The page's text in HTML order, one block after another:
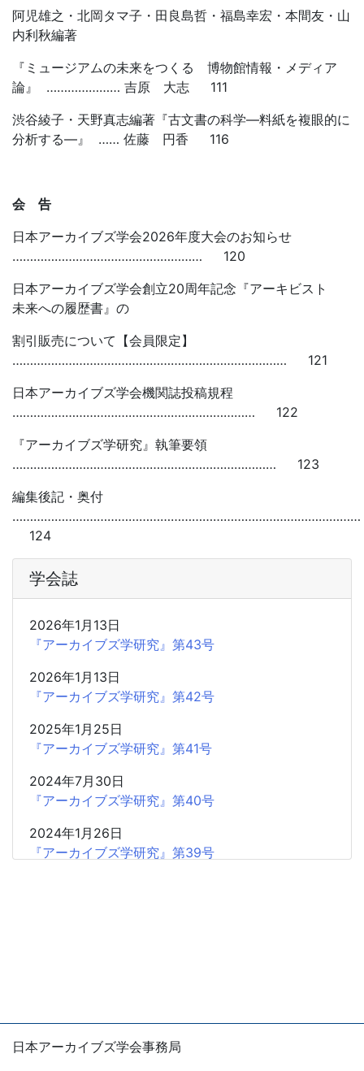
阿児雄之・北岡タマ子・田良島哲・福島幸宏・本間友・山
内利秋編著
『ミュージアムの未来をつくる 博物館情報・メディア
論』 ………………… 吉原 大志 111
渋谷綾子・天野真志編著『古文書の科学―料紙を複眼的に
分析する―』 …… 佐藤 円香 116
会 告
日本アーカイブズ学会2026年度大会のお知らせ
……………………………………………… 120
日本アーカイブズ学会創立20周年記念『アーキビスト
未来への履歴書』の
割引販売について【会員限定】
…………………………………………………………………… 121
日本アーカイブズ学会機関誌投稿規程
…………………………………………………………… 122
『アーカイブズ学研究』執筆要領
………………………………………………………………… 123
編集後記・奥付
………………………………………………………………………………………
124
学会誌
2026年1月13日
『アーカイブズ学研究』第43号
2026年1月13日
『アーカイブズ学研究』第42号
2025年1月25日
『アーカイブズ学研究』第41号
2024年7月30日
『アーカイブズ学研究』第40号
2024年1月26日
『アーカイブズ学研究』第39号
2022年1月15日
日本アーカイブズ学会事務局